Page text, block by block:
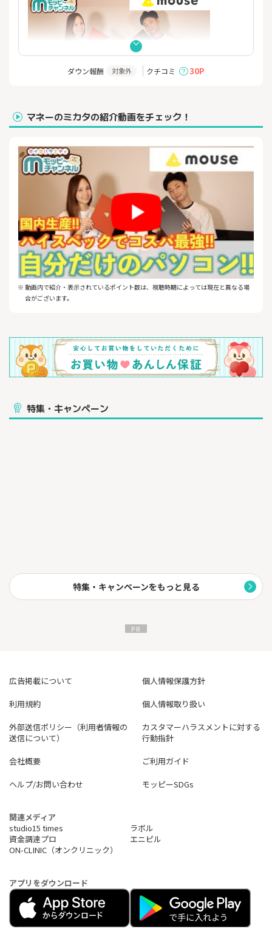
マウスコンピューター3つのポイント！
国内で開発から製造まで一貫して行い、高品質な製品をリーズ
ナブルにご提供
・あなただけの一台
豊富なブランド・カスタマイズをご用意
普段使い・ゲーミング・クリエイティブ・ビジネスなど用途に
ぴったりの一台が選べる
・充実のサポート
24時間365日の電話サポート・3年間の無償保証付きで安心
ダウン報酬 対象外 クチコミ 30P
マネーのミカタの紹介動画をチェック！
※ 動画内で紹介・表示されているポイント数は、視聴時期によっては現在と異なる場
合がございます。
特集・キャンペーン
特集・キャンペーンをもっと見る
広告掲載について
個人情報保護方針
利用規約
個人情報取り扱い
外部送信ポリシー（利用者情報の
送信について）
カスタマーハラスメントに対する
行動指針
会社概要
ご利用ガイド
ヘルプ/お問い合わせ
モッピーSDGs
関連メディア
studio15 times
ラボル
資金調達プロ
エニピル
ON-CLINIC（オンクリニック）
アプリをダウンロード